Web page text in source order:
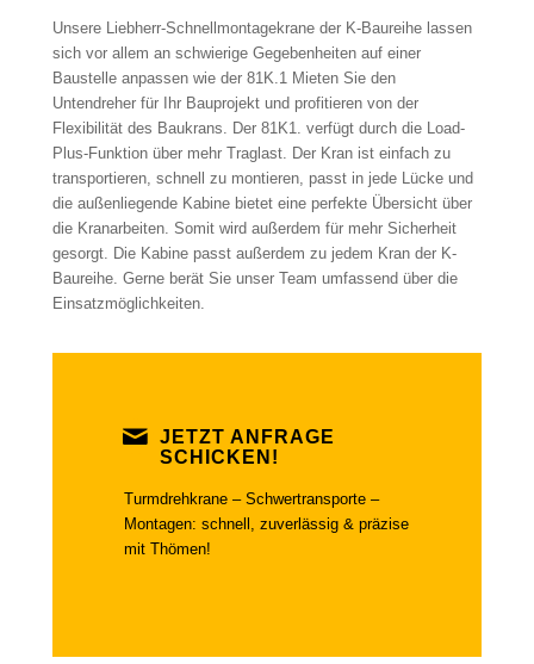
Unsere Liebherr-Schnellmontagekrane der K-Baureihe lassen
sich vor allem an schwierige Gegebenheiten auf einer
Baustelle anpassen wie der 81K.1 Mieten Sie den
Untendreher für Ihr Bauprojekt und profitieren von der
Flexibilität des Baukrans. Der 81K1. verfügt durch die Load-
Plus-Funktion über mehr Traglast. Der Kran ist einfach zu
transportieren, schnell zu montieren, passt in jede Lücke und
die außenliegende Kabine bietet eine perfekte Übersicht über
die Kranarbeiten. Somit wird außerdem für mehr Sicherheit
gesorgt. Die Kabine passt außerdem zu jedem Kran der K-
Baureihe. Gerne berät Sie unser Team umfassend über die
Einsatzmöglichkeiten.
JETZT ANFRAGE
SCHICKEN!
Turmdrehkrane – Schwertransporte –
Montagen: schnell, zuverlässig & präzise
mit Thömen!